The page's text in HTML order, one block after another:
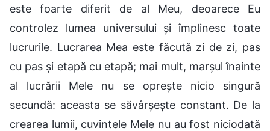
este foarte diferit de al Meu, deoarece Eu
controlez lumea universului și împlinesc toate
lucrurile. Lucrarea Mea este făcută zi de zi, pas
cu pas și etapă cu etapă; mai mult, marșul înainte
al lucrării Mele nu se oprește nicio singură
secundă: aceasta se săvârșește constant. De la
crearea lumii, cuvintele Mele nu au fost niciodată